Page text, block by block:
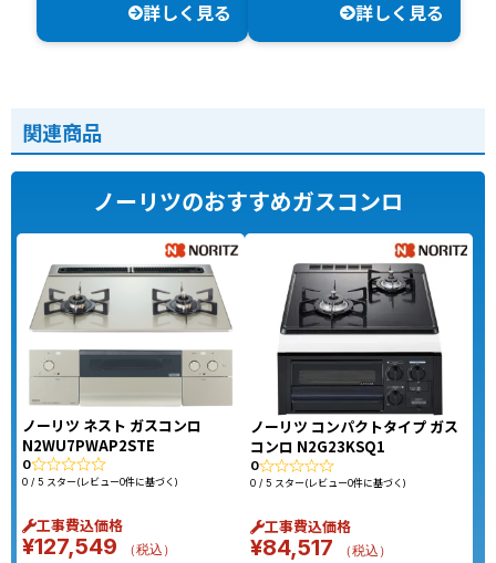
詳しく見る 詳しく見る
関連商品
ノーリツのおすすめガスコンロ
ノーリツ ネスト ガスコンロ
N2WU7PWAP2STE
0
0 / 5 スター(レビュー0件に基づく)
工事費込価格
¥127,549 （税込）
ノーリツ コンパクトタイプ ガス
コンロ N2G23KSQ1
0
0 / 5 スター(レビュー0件に基づく)
工事費込価格
¥84,517 （税込）